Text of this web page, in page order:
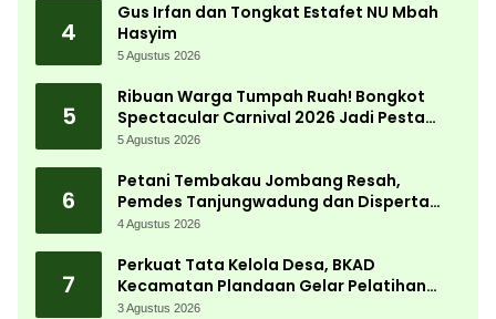
4
Gus Irfan dan Tongkat Estafet NU Mbah
Hasyim
5 Agustus 2026
5
Ribuan Warga Tumpah Ruah! Bongkot
Spectacular Carnival 2026 Jadi Pesta
Kemerdekaan Terbesar di Peterongan
5 Agustus 2026
6
Petani Tembakau Jombang Resah,
Pemdes Tanjungwadung dan Disperta
Bergerak Cepat
4 Agustus 2026
7
Perkuat Tata Kelola Desa, BKAD
Kecamatan Plandaan Gelar Pelatihan
Aparatur Pemdes
3 Agustus 2026